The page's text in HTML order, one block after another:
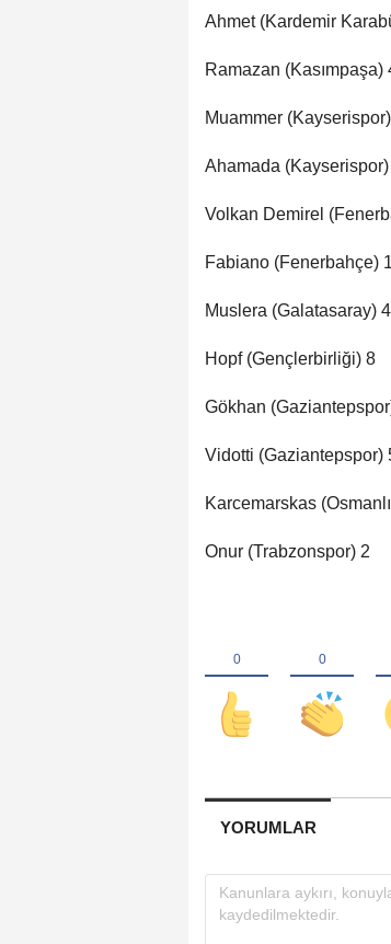
Ahmet (Kardemir
Ramazan (Kasımpaşa)
Muammer
Ahamada
Volkan Demirel
Fabiano (Fenerbahçe) 1
Muslera (Galatasaray) 4
Hopf (Gençlerbirliği) 8
Gökhan
Vidotti (Gaziantepspor)
Karcemarskas
Onur (Trabzonspor) 2
YORUMLAR